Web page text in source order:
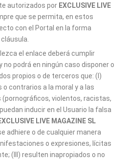
autorizados por EXCLUSIVE LIVE
que se permita, en estos
con el Portal en la forma
el enlace deberá cumplir
no podrá en ningún caso disponer o
propios o de terceros que: (I)
o contrarios a la moral y a las
violentos, racistas,
inducir en el Usuario la falsa
LIVE MAGAZINE SL
adhiere o de cualquier manera
o expresiones, lícitas
(III) resulten inapropiados o no